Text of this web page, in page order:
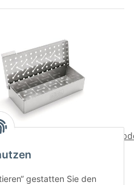
Universal
gestatten Sie den